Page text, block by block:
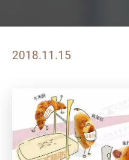
2018.11.15